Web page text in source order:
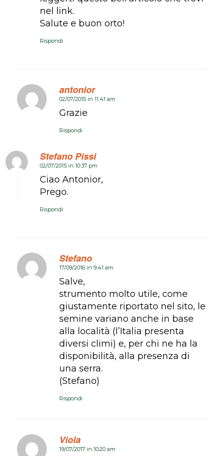
nel link.
Salute e buon orto!
Rispondi
antonior
dice:
02/07/2015 in 11:41 am
Grazie
Rispondi
Stefano Pissi
dice:
02/07/2015 in 10:37 pm
Ciao Antonior,
Prego.
Rispondi
Stefano
dice:
17/09/2016 in 9:41 am
Salve,
strumento molto utile, come
giustamente riportato nel sito, le
semine variano anche in base
alla località (l’Italia presenta
diversi climi) e, per chi ne ha la
disponibilità, alla presenza di
una serra.
(Stefano)
Rispondi
Viola
dice:
19/07/2017 in 10:20 am